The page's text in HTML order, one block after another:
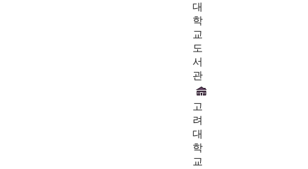
대
학
교
도
서
관
고
려
대
학
교